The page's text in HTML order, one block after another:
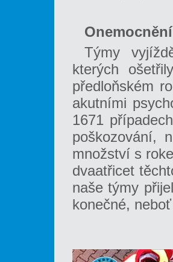
Týmy
kterých
předloňském
akutními
1671
poškozování,
množství s
dvaatřicet
naše týmy
konečné,